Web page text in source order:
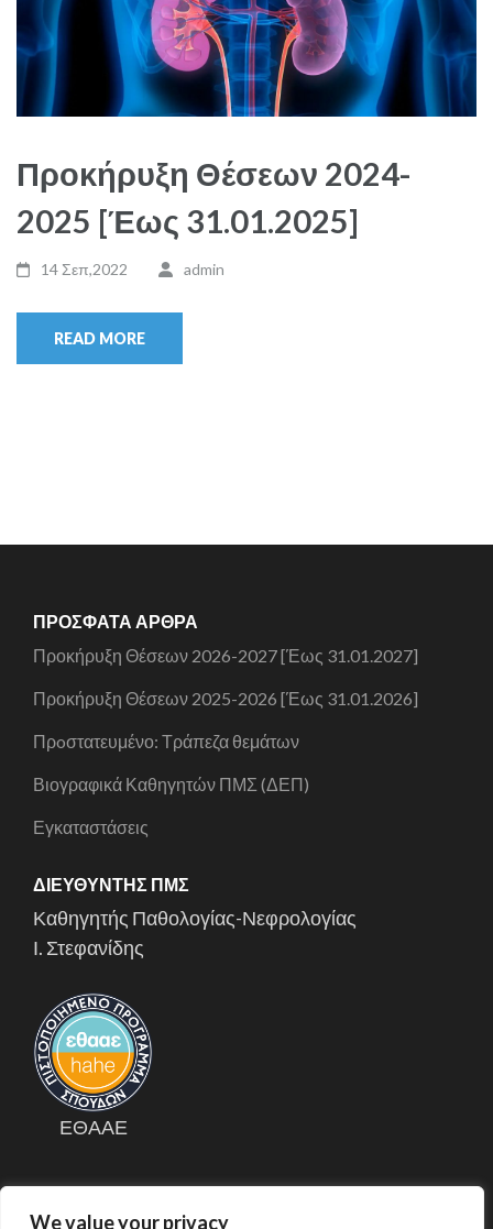
We value your privacy
Προκήρυξη Θέσεων 2024-
2025 [Έως 31.01.2025]
14 Σεπ,2022 admin
READ MORE
ΠΡΌΣΦΑΤΑ ΆΡΘΡΑ
Προκήρυξη Θέσεων 2026-2027 [Έως 31.01.2027]
Προκήρυξη Θέσεων 2025-2026 [Έως 31.01.2026]
Πρoστατευμένο: Τράπεζα θεμάτων
Βιογραφικά Καθηγητών ΠΜΣ (ΔΕΠ)
Εγκαταστάσεις
ΔΙΕΥΘΥΝΤΉΣ ΠΜΣ
Καθηγητής Παθολογίας-Νεφρολογίας
Ι. Στεφανίδης
ΕΘΑΑΕ